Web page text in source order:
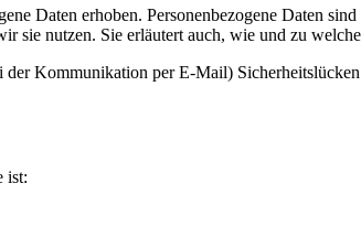
Daten erhoben. Personenbezogene Daten
sie nutzen. Sie erläutert auch, wie und zu
Kommunikation per E-Mail)
ist: